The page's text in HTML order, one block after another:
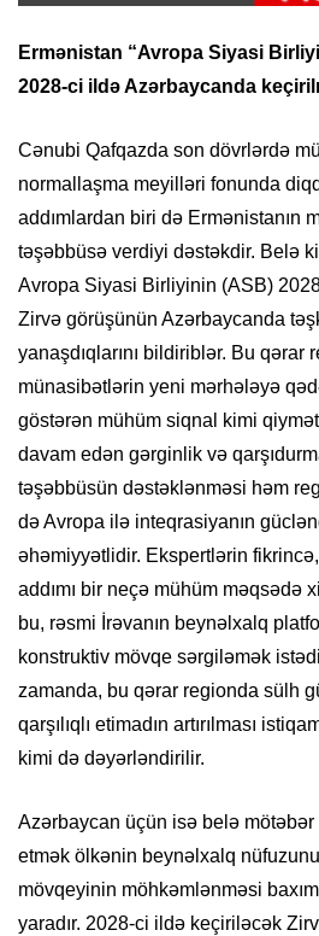
Ermənistan “Avropa Siyasi
2028-ci ildə Azərbaycanda
Cənubi Qafqazda son dövrlərdə
normallaşma meyilləri fonunda
addımlardan biri də Ermənistanın
təşəbbüsə verdiyi dəstəkdir. Belə
Avropa Siyasi Birliyinin (ASB)
Zirvə görüşünün Azərbaycanda
yanaşdıqlarını bildiriblər. Bu qərar
münasibətlərin yeni mərhələyə
göstərən mühüm siqnal kimi
davam edən gərginlik və
təşəbbüsün dəstəklənməsi həm
də Avropa ilə inteqrasiyanın
əhəmiyyətlidir. Ekspertlərin
addımı bir neçə mühüm məqsədə
bu, rəsmi İrəvanın beynəlxalq
konstruktiv mövqe sərgiləmək
zamanda, bu qərar regionda sülh
qarşılıqlı etimadın artırılması
kimi də dəyərləndirilir.
Azərbaycan üçün isə belə
etmək ölkənin beynəlxalq
mövqeyinin möhkəmlənməsi
yaradır. 2028-ci ildə keçiriləcək